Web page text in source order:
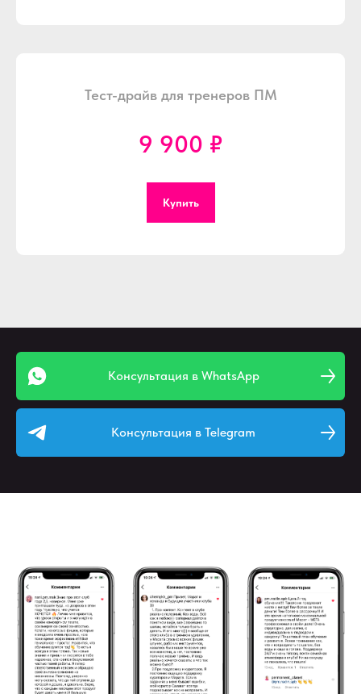
Тест-драйв для тренеров ПМ
9 900 ₽
Купить
Консультация в WhatsApp
Консультация в Telegram